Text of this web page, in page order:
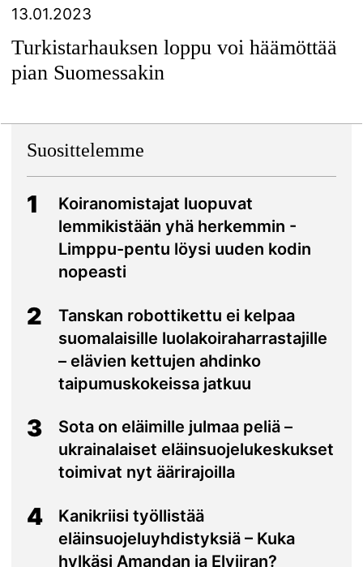
13.01.2023
Turkistarhauksen loppu voi häämöttää
pian Suomessakin
Suosittelemme
1
Koiranomistajat luopuvat
lemmikistään yhä herkemmin -
Limppu-pentu löysi uuden kodin
nopeasti
2
Tanskan robottikettu ei kelpaa
suomalaisille luolakoiraharrastajille
– elävien kettujen ahdinko
taipumuskokeissa jatkuu
3
Sota on eläimille julmaa peliä –
ukrainalaiset eläinsuojelukeskukset
toimivat nyt äärirajoilla
4
Kanikriisi työllistää
eläinsuojeluyhdistyksiä – Kuka
hylkäsi Amandan ja Elviiran?